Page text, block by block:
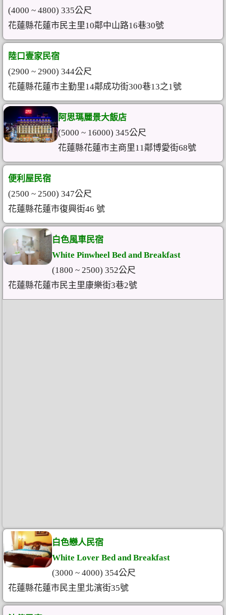
(4000 ~ 4800) 335公尺
花蓮縣花蓮市民主里10鄰中山路16巷30號
陸口壹家民宿
(2900 ~ 2900) 344公尺
花蓮縣花蓮市主勤里14鄰成功街300巷13之1號
阿思瑪麗景大飯店
(5000 ~ 16000) 345公尺
花蓮縣花蓮市主商里11鄰博愛街68號
便利屋民宿
(2500 ~ 2500) 347公尺
花蓮縣花蓮市復興街46 號
白色風車民宿
White Pinwheel Bed and Breakfast
(1800 ~ 2500) 352公尺
花蓮縣花蓮市民主里康樂街3巷2號
白色戀人民宿
White Lover Bed and Breakfast
(3000 ~ 4000) 354公尺
花蓮縣花蓮市民主里北濱街35號